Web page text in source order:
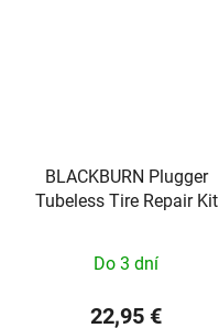
BLACKBURN Plugger
Tubeless Tire Repair Kit
Do 3 dní
22,95 €